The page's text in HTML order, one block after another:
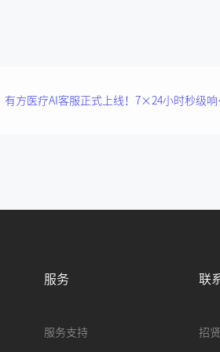
有方医
服务
服务支持
联
招